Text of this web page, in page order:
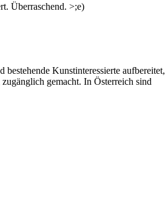
Überraschend. >;e)
Kunstinteressierte aufbereitet,
gemacht. In Österreich sind